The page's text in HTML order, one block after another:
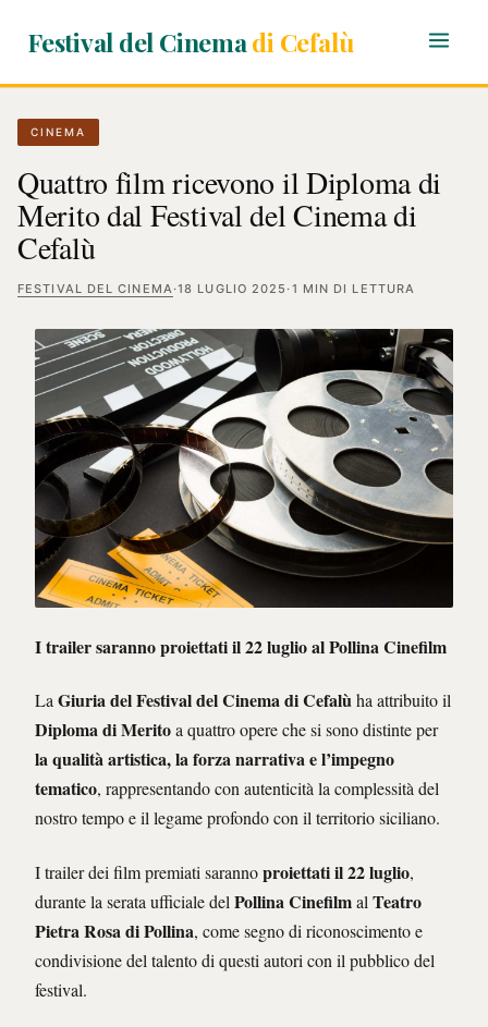
Festival del Cinemadi Cefalù
CINEMA
Quattro film ricevono il Diploma di
Merito dal Festival del Cinema di
Cefalù
FESTIVAL DEL CINEMA·18 LUGLIO 2025 ·1 MIN DI LETTURA
I trailer saranno proiettati il 22 luglio al Pollina Cinefilm
LaGiuria del Festival del Cinema di Cefalùha attribuito il
Diploma di Meritoa quattro opere che si sono distinte per
la qualità artistica, la forza narrativa e l’impegno
tematico, rappresentando con autenticità la complessità del
nostro tempo e il legame profondo con il territorio siciliano.
I trailer dei film premiati sarannoproiettati il 22 luglio,
durante la serata ufficiale del Pollina Cinefilmal Teatro
Pietra Rosa di Pollina, come segno di riconoscimento e
condivisione del talento di questi autori con il pubblico del
festival.